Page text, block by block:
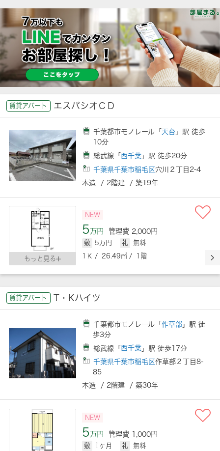
賃貸アパート エスパシオＣＤ
千葉都市モノレール「 天台 」駅 徒歩
10分
総武線「西千葉 」駅 徒歩20分
千葉県千葉市稲毛区穴川２丁目2-4
木造 / 2階建 / 築19年
もっと見る
NEW
5万円 管理費 2,000円
敷 5万円 礼
無料
1Ｋ / 26.49㎡ / 1階
賃貸アパート T・Kハイツ
千葉都市モノレール「作草部 」駅 徒
歩3分
総武線「 西千葉 」駅 徒歩17分
千葉県千葉市稲毛区作草部２丁目8-
85
木造 / 2階建 / 築30年
NEW
5万円 管理費 1,000円
敷 1ヶ月 礼 無料